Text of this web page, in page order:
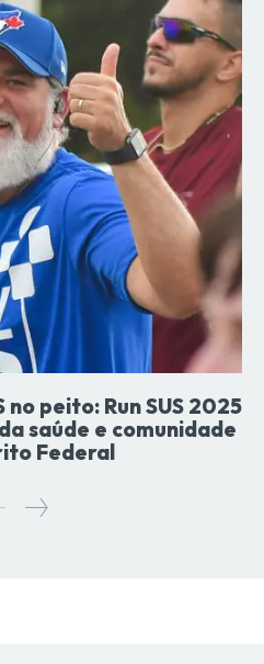
no peito: Run SUS 2025
saúde e comunidade
Federal